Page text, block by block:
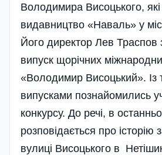
Володимира Висоцького,
видавництво «Наваль» у
Його директор Лев Траспов
випуск щорічних
«Володимир Висоцький». Із
випусками познайомились
конкурсу. До речі, в
розповідається про історію
вулиці Висоцького в